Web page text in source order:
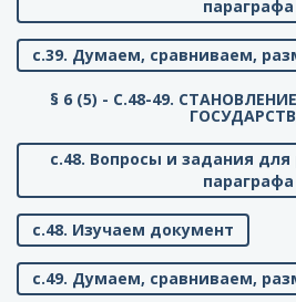
параграфа
с.39. Думаем, сравниваем,
§ 6 (5) - C.48-49.
с.48. Вопросы и задания
параграфа
с.48. Изучаем документ
с.49. Думаем, сравниваем,